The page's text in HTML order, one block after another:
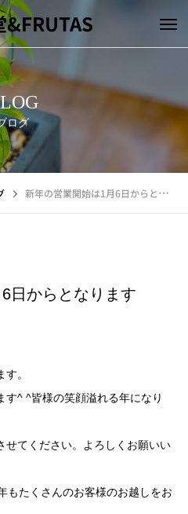
ログ
新年の営業開始は1月6日からとなります
日からとなります
。
^ ^皆様の笑顔溢れる年になり
せてください。よろしくお願いい
もたくさんのお客様のお越しをお